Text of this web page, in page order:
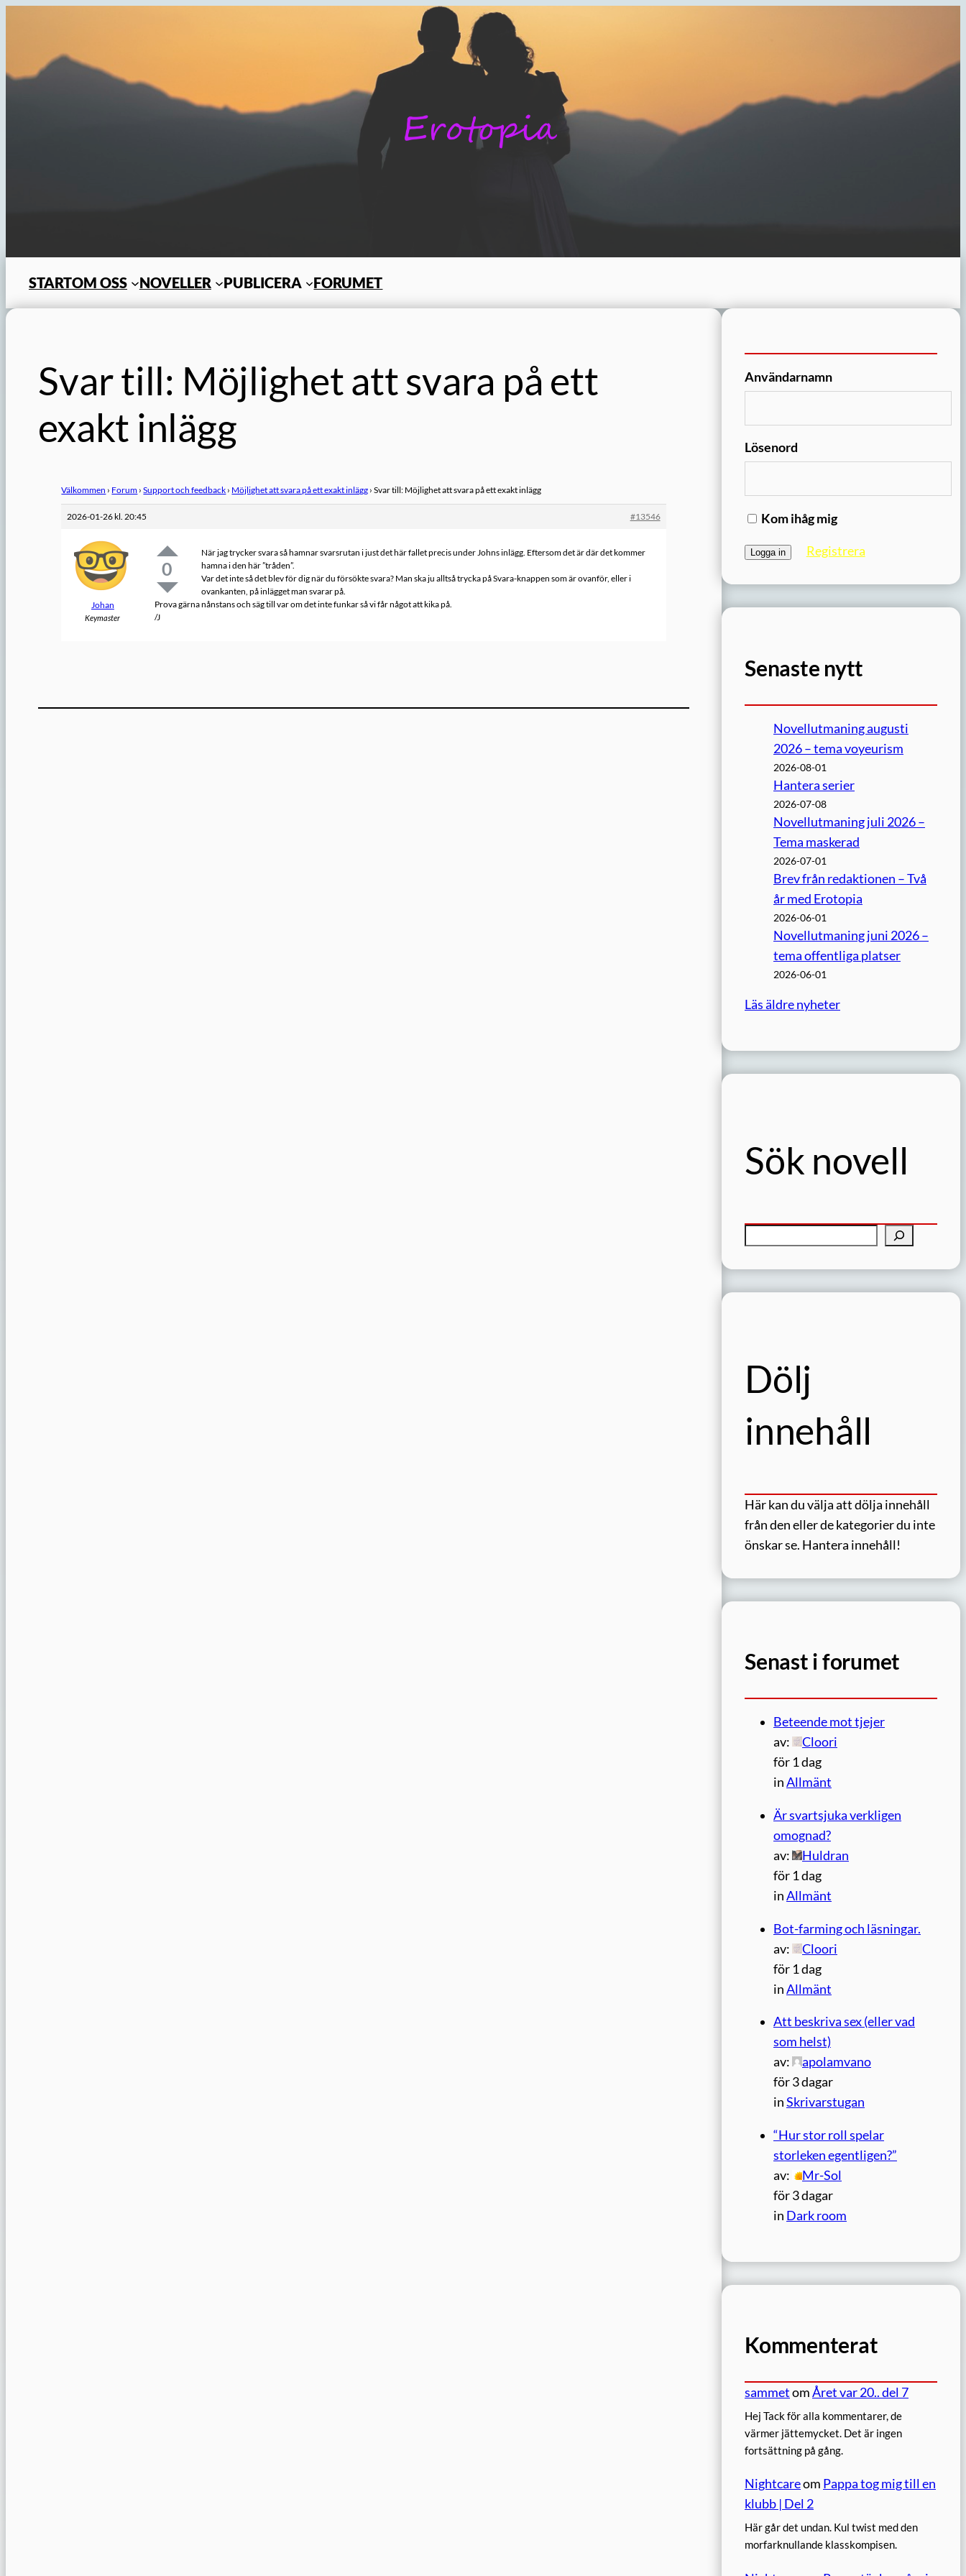
STARTOM OSS NOVELLER PUBLICERA FORUMET
Svar till: Möjlighet att svara på ett
exakt inlägg
Välkommen › Forum › Support och feedback › Möjlighet att svara på ett exakt inlägg › Svar till: Möjlighet att svara på ett exakt inlägg
2026-01-26 kl. 20:45 #13546
Johan
Keymaster
0
När jag trycker svara så hamnar svarsrutan i just det här fallet precis under Johns inlägg. Eftersom det är där det kommer
hamna i den här ”tråden”.
Var det inte så det blev för dig när du försökte svara? Man ska ju alltså trycka på Svara-knappen som är ovanför, eller i
ovankanten, på inlägget man svarar på.
Prova gärna nånstans och säg till var om det inte funkar så vi får något att kika på.
/J
Användarnamn
Lösenord
Kom ihåg mig
Registrera
Senaste nytt
Novellutmaning augusti
2026 – tema voyeurism
2026-08-01
Hantera serier
2026-07-08
Novellutmaning juli 2026 –
Tema maskerad
2026-07-01
Brev från redaktionen – Två
år med Erotopia
2026-06-01
Novellutmaning juni 2026 –
tema offentliga platser
2026-06-01
Läs äldre nyheter
Sök novell
k
Dölj
innehåll
Här kan du välja att dölja innehåll
från den eller de kategorier du inte
önskar se. Hantera innehåll!
Senast i forumet
Beteende mot tjejer
av:
Cloori
för 1 dag
inAllmänt
Är svartsjuka verkligen
omognad?
av:
Huldran
för 1 dag
inAllmänt
Bot-farming och läsningar.
av:
Cloori
för 1 dag
inAllmänt
Att beskriva sex (eller vad
som helst)
av:
apolamvano
för 3 dagar
inSkrivarstugan
“Hur stor roll spelar
storleken egentligen?”
av:
Mr-Sol
för 3 dagar
in Dark room
Kommenterat
sammetomÅret var 20.. del 7
Hej Tack för alla kommentarer, de
värmer jättemycket. Det är ingen
fortsättning på gång.
Nightcareom Pappa tog mig till en
klubb | Del 2
Här går det undan. Kul twist med den
morfarknullande klasskompisen.